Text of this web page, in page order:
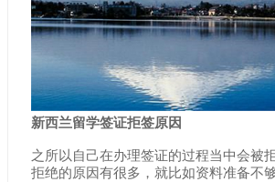
新西兰留学签证拒签原因
之所以自己在办理签证的过程当中会被
拒绝的原因有很多，就比如资料准备不